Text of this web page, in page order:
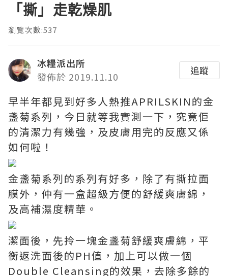
「撕」走乾燥肌
瀏覽次數:537
冰糧派出所
發佈於 2019.11.10
追蹤
早半年都見到好多人熱推APRILSKIN的金
盞菊系列，今日就等我實測一下，究竟佢
的清潔力有幾強，及皮膚用完的反應又係
如何啦！
金盞菊系列的系列有好多，除了有撕拉面
膜外，仲有一盒超級方便的舒緩爽膚綿，
及高補濕度精華。
潔面後，先拎一塊金盞菊舒緩爽膚綿，平
衡返洗面後的PH值，加上可以做一個
Double Cleansing的效果，去除多餘的